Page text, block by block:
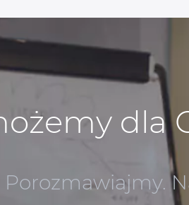
dla
Porozmawiajmy.